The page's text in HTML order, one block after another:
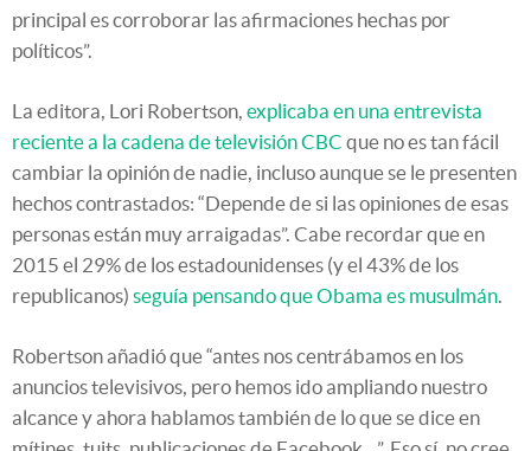
principal es corroborar las afirmaciones hechas por
políticos”.
La editora, Lori Robertson, explicaba en una entrevista
reciente a la cadena de televisión CBC que no es tan fácil
cambiar la opinión de nadie, incluso aunque se le presenten
hechos contrastados: “Depende de si las opiniones de esas
personas están muy arraigadas”. Cabe recordar que en
2015 el 29% de los estadounidenses (y el 43% de los
republicanos) seguía pensando que Obama es musulmán
Robertson añadió que “antes nos centrábamos en los
anuncios televisivos, pero hemos ido ampliando nuestro
alcance y ahora hablamos también de lo que se dice en